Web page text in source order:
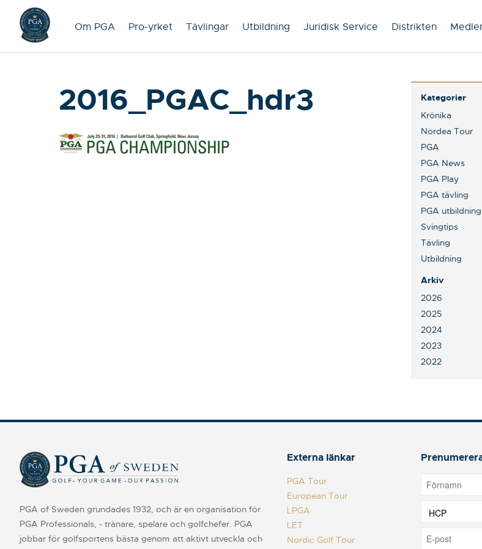
Om PGA Pro-yrket Tävlingar Utbildning Juridisk Service Distrikten
2016_PGAC_hdr3
Kategorier
Krönika
Nordea Tour
PGA
PGA News
PGA Play
PGA tävling
PGA utbildning
Svingtips
Tävling
Utbildning
Arkiv
2026
2025
2024
2023
2022
PGA of Sweden grundades 1932, och är en organisation för
PGA Professionals, - tränare, spelare och golfchefer. PGA
jobbar för golfsportens bästa genom att aktivt utveckla och
Externa länkar
PGA Tour
European Tour
LPGA
LET
Nordic Golf Tour